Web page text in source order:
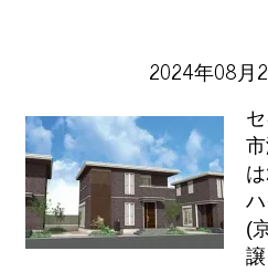
2024年08月
(